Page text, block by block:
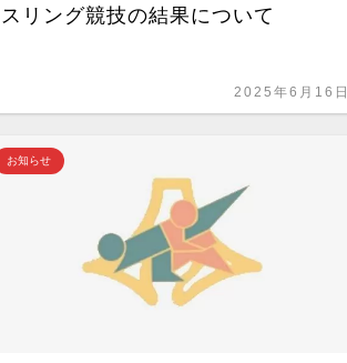
スリング競技の結果について
2025年6月16日
お知らせ